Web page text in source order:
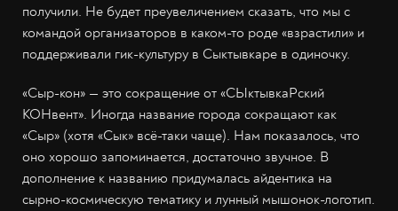
получили. Не будет преувеличением сказать, что мы с
командой организаторов в каком-то роде «взрастили» и
поддерживали гик-культуру в Сыктывкаре в одиночку.
«Сыр-кон» — это сокращение от «СЫктывкаРский
КОНвент». Иногда название города сокращают как
«Сыр» (хотя «Сык» всё-таки чаще). Нам показалось, что
оно хорошо запоминается, достаточно звучное. В
дополнение к названию придумалась айдентика на
сырно-космическую тематику и лунный мышонок-логотип.